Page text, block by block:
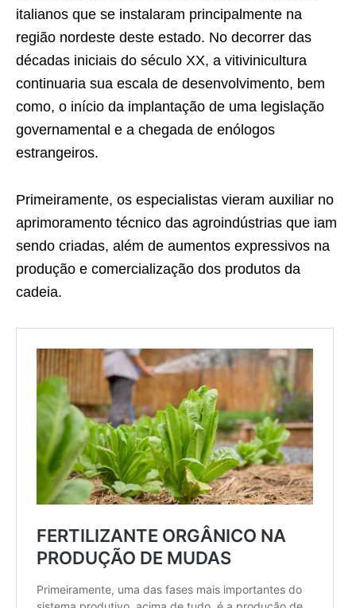
italianos que se instalaram principalmente na
região nordeste deste estado. No decorrer das
décadas iniciais do século XX, a vitivinicultura
continuaria sua escala de desenvolvimento, bem
como, o início da implantação de uma legislação
governamental e a chegada de enólogos
estrangeiros.
Primeiramente, os especialistas vieram auxiliar no
aprimoramento técnico das agroindústrias que iam
sendo criadas, além de aumentos expressivos na
produção e comercialização dos produtos da
cadeia.